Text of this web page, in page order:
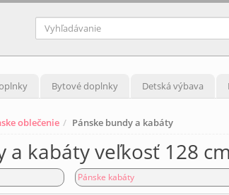
Bytové doplnky Detská výbava
oblečenie Pánske bundy a kabáty
a kabáty veľkosť 128 cm
Pánske kabáty